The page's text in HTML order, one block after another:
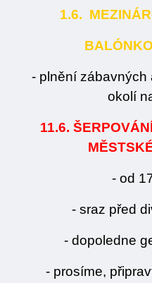
1.6.
- plnění
okolí
11.6.
- od
- sraz před
- dopoledne
- prosíme,